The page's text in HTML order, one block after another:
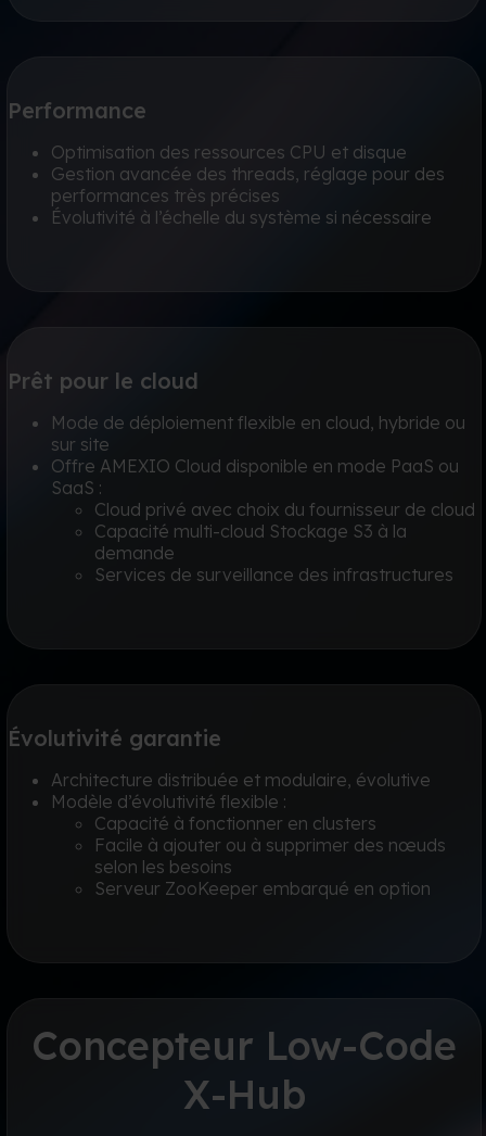
Performance
Optimisation des ressources CPU et disque
Gestion avancée des threads, réglage pour des
performances très précises
Évolutivité à l’échelle du système si nécessaire
Prêt pour le cloud
Mode de déploiement flexible en cloud, hybride ou
sur site
Offre AMEXIO Cloud disponible en mode PaaS ou
SaaS :
Cloud privé avec choix du fournisseur de cloud
Capacité multi-cloud Stockage S3 à la
demande
Services de surveillance des infrastructures
Évolutivité garantie
Architecture distribuée et modulaire, évolutive
Modèle d’évolutivité flexible :
Capacité à fonctionner en clusters
Facile à ajouter ou à supprimer des nœuds
selon les besoins
Serveur ZooKeeper embarqué en option
Concepteur Low-Code
X-Hub